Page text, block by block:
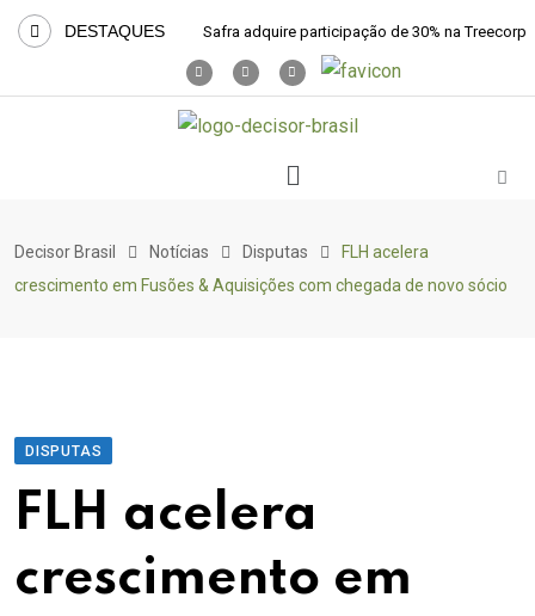
DESTAQUES Safra adquire participação de 30% na Treecorp
Decisor Brasil Notícias Disputas
FLH acelera
crescimento em Fusões & Aquisições com chegada de novo sócio
DISPUTAS
FLH acelera
crescimento em